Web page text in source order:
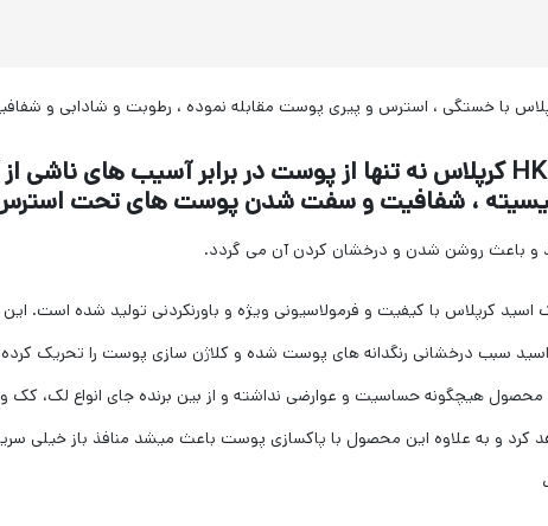
، شفافیت و سفت شدن پوست های تحت استرس
و باعث روشن شدن و درخشان کردن آن می گردد.
اسید کرپلاس با کیفیت و فرمولاسیونی ویژه و باورنکردنی تولید شده است.
اسید سبب درخشانی رنگدانه های پوست شده و کلاژن سازی پوست را تحریک
هیچگونه حساسیت و عوارضی نداشته و از بین برنده جای انواع لک،
و به علاوه این محصول با پاکسازی پوست باعث میشد منافذ باز خیلی